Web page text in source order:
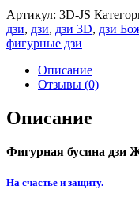
Артикул: 3D-JS
дзи, дзи, дзи 3D, дзи
фигурные дзи
Описание
Отзывы (0)
Описание
Фигурная бусина дзи
На счастье и защиту.